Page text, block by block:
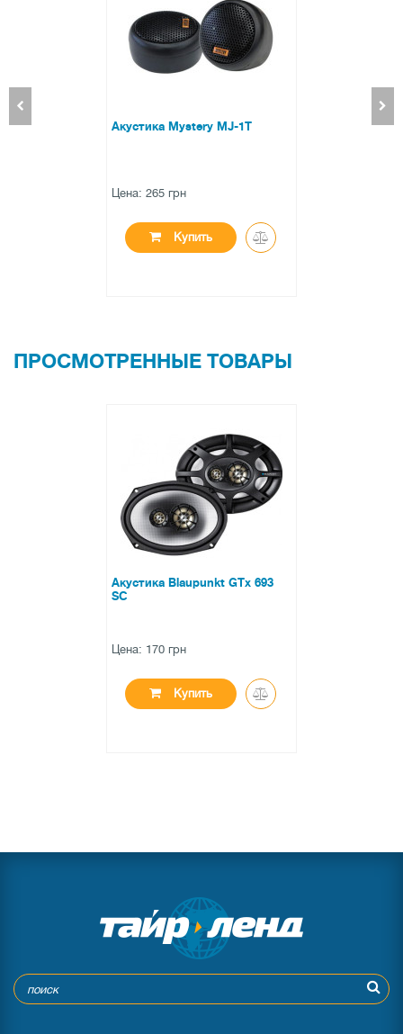
Акустика Mystery MJ-1T
ПРОСМОТРЕННЫЕ ТОВАРЫ
Акустика Blaupunkt GTx 693
SC
Цена: 170 грн
Купить